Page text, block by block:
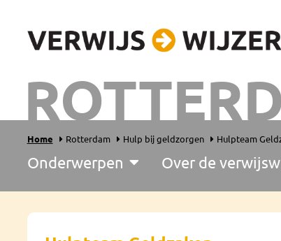
Home Rotterdam Hulp bij geldzorgen Hulpteam
Onderwerpen Over de